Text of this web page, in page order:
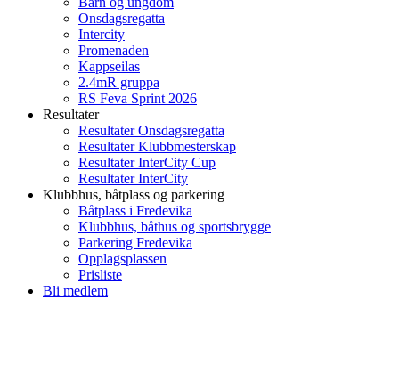
Onsdagsregatta
Intercity
Promenaden
Kappseilas
2.4mR gruppa
RS Feva Sprint 2026
Resultater
Resultater Onsdagsregatta
Resultater Klubbmesterskap
Resultater InterCity Cup
Resultater InterCity
Klubbhus, båtplass og parkering
Båtplass i Fredevika
Klubbhus, båthus og sportsbrygge
Parkering Fredevika
Opplagsplassen
Prisliste
Bli medlem